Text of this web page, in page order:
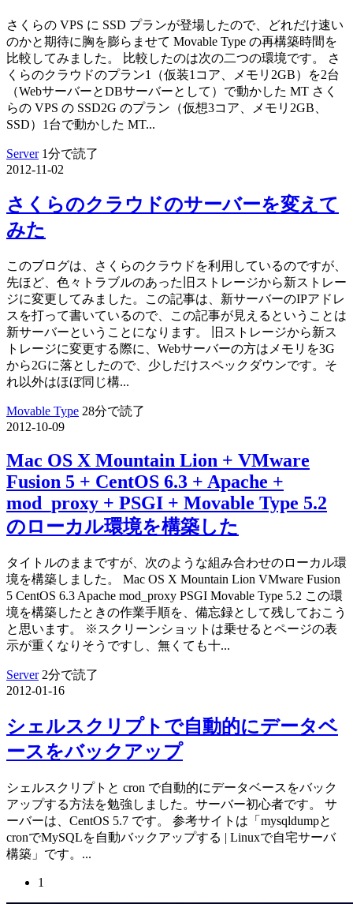
さくらの VPS に SSD プランが登場したので、どれだけ速い
のかと期待に胸を膨らませて Movable Type の再構築時間を
比較してみました。 比較したのは次の二つの環境です。 さ
くらのクラウドのプラン1（仮装1コア、メモリ2GB）を2台
（WebサーバーとDBサーバーとして）で動かした MT さく
らの VPS の SSD2G のプラン（仮想3コア、メモリ2GB、
SSD）1台で動かした MT...
Server 1分で読了
2012-11-02
さくらのクラウドのサーバーを変えて
みた
このブログは、さくらのクラウドを利用しているのですが、
先ほど、色々トラブルのあった旧ストレージから新ストレー
ジに変更してみました。この記事は、新サーバーのIPアドレ
スを打って書いているので、この記事が見えるということは
新サーバーということになります。 旧ストレージから新ス
トレージに変更する際に、Webサーバーの方はメモリを3G
から2Gに落としたので、少しだけスペックダウンです。そ
れ以外はほぼ同じ構...
Movable Type 28分で読了
2012-10-09
Mac OS X Mountain Lion + VMware
Fusion 5 + CentOS 6.3 + Apache +
mod_proxy + PSGI + Movable Type 5.2
のローカル環境を構築した
タイトルのままですが、次のような組み合わせのローカル環
境を構築しました。 Mac OS X Mountain Lion VMware Fusion
5 CentOS 6.3 Apache mod_proxy PSGI Movable Type 5.2 この環
境を構築したときの作業手順を、備忘録として残しておこう
と思います。 ※スクリーンショットは乗せるとページの表
示が重くなりそうですし、無くても十...
Server 2分で読了
2012-01-16
シェルスクリプトで自動的にデータベ
ースをバックアップ
シェルスクリプトと cron で自動的にデータベースをバック
アップする方法を勉強しました。サーバー初心者です。 サ
ーバーは、CentOS 5.7 です。 参考サイトは「mysqldumpと
cronでMySQLを自動バックアップする | Linuxで自宅サーバ
構築」です。...
1